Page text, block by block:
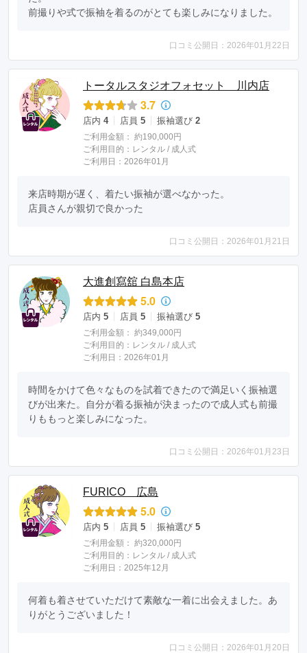
前撮りや式で振袖を着るのがとても楽しみになりました。
口コミ公開日：2026年01月22日
トータルスタジオフォセット 川内店
3.7
店内 4 店員 5 振袖選び 2
ご利用金額： 約190,000円
ご利用目的： レンタル / 成人式
ご利用日：2026年01月
来店時期が遅く、着たい振袖が選べなかった。
店員さんが親切で良かった
口コミ公開日：2026年01月21日
大進創寫舘 白島本店
5.0
店内 5 店員 5 振袖選び 5
ご利用金額： 約349,000円
ご利用目的： レンタル / 成人式
ご利用日：2026年01月
時間をかけて色々なものを試着できたので満足いく振袖選
びが出来た。自分が着る振袖が決まったので成人式も前撮
りももっと楽しみになった。
口コミ公開日：2026年01月23日
FURICO 広島
5.0
店内 5 店員 5 振袖選び 5
ご利用金額： 約320,000円
ご利用目的： レンタル / 成人式
ご利用日：2025年12月
何着も着させていただけて素敵な一着に出会えました。あ
りがとうございました！
口コミ公開日：2026年01月20日